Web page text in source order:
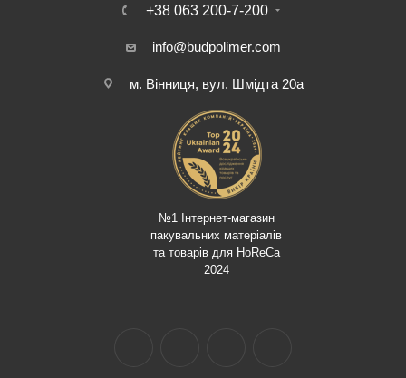
+38 063 200-7-200
info@budpolimer.com
м. Вінниця, вул. Шмідта 20а
№1 Інтернет-магазин
пакувальних матеріалів
та товарів для HoReCa
2024